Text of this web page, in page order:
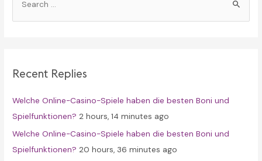
h
o
r
:
Recent Replies
Welche Online-Casino-Spiele haben die besten Boni und
Spielfunktionen? 2 hours, 14 minutes ago
Welche Online-Casino-Spiele haben die besten Boni und
Spielfunktionen? 20 hours, 36 minutes ago